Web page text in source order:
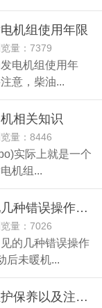
机组使用年限
量：7379
电机组使用年
意，柴油...
相关知识
量：8446
实际上就是一个
机组...
柴油发电机组常见几种错误操作方法
量：7026
的几种错误操作
未暖机...
船用发电机组的维护保养以及注意事项